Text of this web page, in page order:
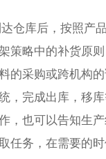
仓库后，按照产
策略中的补货原
的采购或跨机构
，完成出库，移
，也可以告知生
任务，在需要的